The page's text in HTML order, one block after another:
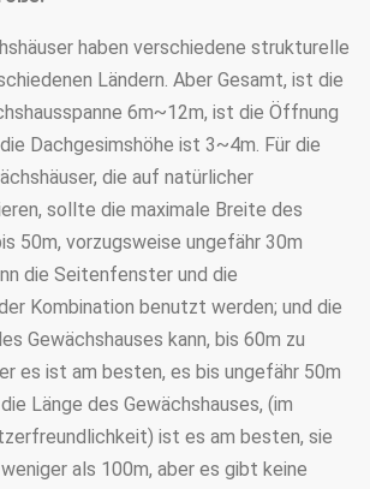
haben verschiedene strukturelle
Ländern. Aber Gesamt, ist die
6m~12m, ist die Öffnung
Dachgesimshöhe ist 3~4m. Für die
die auf natürlicher
sollte die maximale Breite des
50m, vorzugsweise ungefähr 30m
die Seitenfenster und die
Kombination benutzt werden; und die
Gewächshauses kann, bis 60m zu
es ist am besten, es bis ungefähr 50m
Länge des Gewächshauses, (im
ist es am besten, sie
als 100m, aber es gibt keine